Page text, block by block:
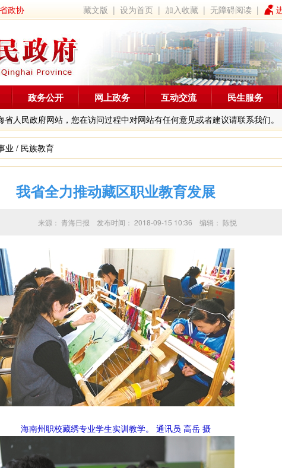
省政协 藏文版 |设为首页 | 加入收藏 |无障碍阅读 |
省人民政府网站，您在访问过程中对网站有任何意见或者建议请联系我们。
政务公开 网上政务 互动交流 民生服务
业 / 民族教育
我省全力推动藏区职业教育发展
来源： 青海日报 发布时间： 2018-09-15 10:36 编辑： 陈悦
海南州职校藏绣专业学生实训教学。 通讯员 高岳 摄